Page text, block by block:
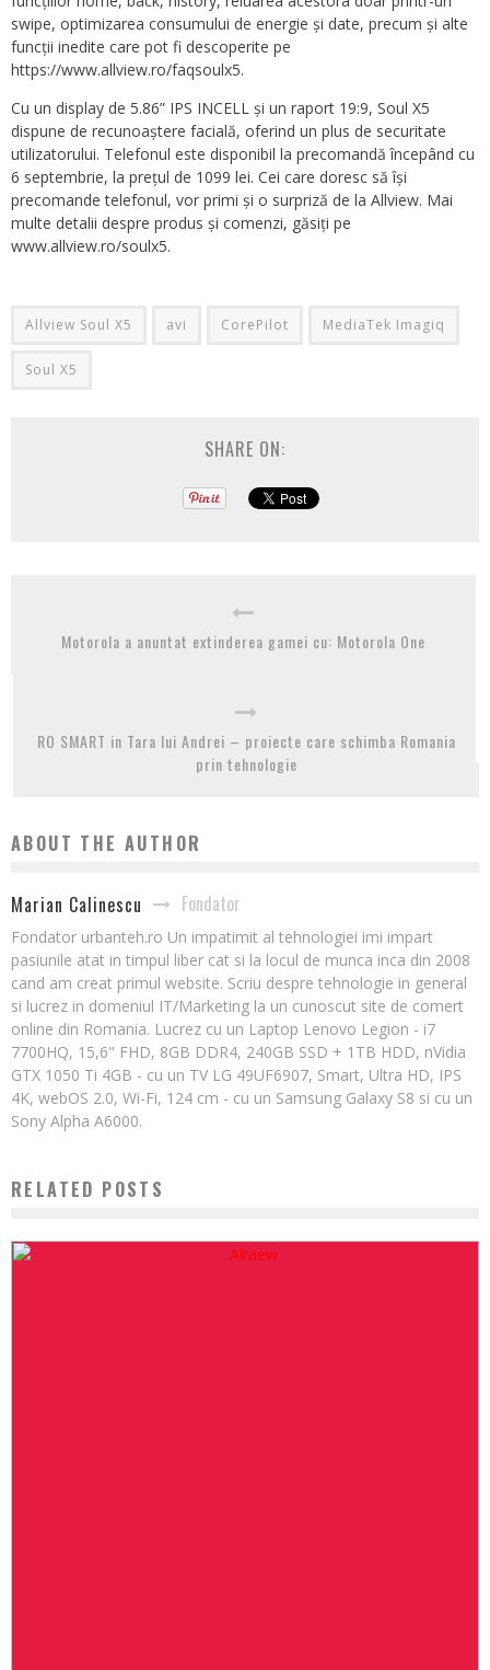
swipe, optimizarea consumului de energie și date, precum și alte
funcții inedite care pot fi descoperite pe
https://www.allview.ro/faqsoulx5.
Cu un display de 5.86” IPS INCELL și un raport 19:9, Soul X5
dispune de recunoaștere facială, oferind un plus de securitate
utilizatorului. Telefonul este disponibil la precomandă începând cu
6 septembrie, la prețul de 1099 lei. Cei care doresc să își
precomande telefonul, vor primi și o surpriză de la Allview. Mai
multe detalii despre produs și comenzi, găsiți pe
www.allview.ro/soulx5.
Allview Soul X5 avi CorePilot MediaTek Imagiq
Soul X5
SHARE ON:
Motorola a anuntat extinderea gamei cu: Motorola One
RO SMART in Tara lui Andrei – proiecte care schimba Romania
prin tehnologie
ABOUT THE AUTHOR
Marian Calinescu Fondator
Fondator urbanteh.ro Un impatimit al tehnologiei imi impart
pasiunile atat in timpul liber cat si la locul de munca inca din 2008
cand am creat primul website. Scriu despre tehnologie in general
si lucrez in domeniul IT/Marketing la un cunoscut site de comert
online din Romania. Lucrez cu un Laptop Lenovo Legion - i7
7700HQ, 15,6" FHD, 8GB DDR4, 240GB SSD + 1TB HDD, nVidia
GTX 1050 Ti 4GB - cu un TV LG 49UF6907, Smart, Ultra HD, IPS
4K, webOS 2.0, Wi-Fi, 124 cm - cu un Samsung Galaxy S8 si cu un
Sony Alpha A6000.
RELATED POSTS